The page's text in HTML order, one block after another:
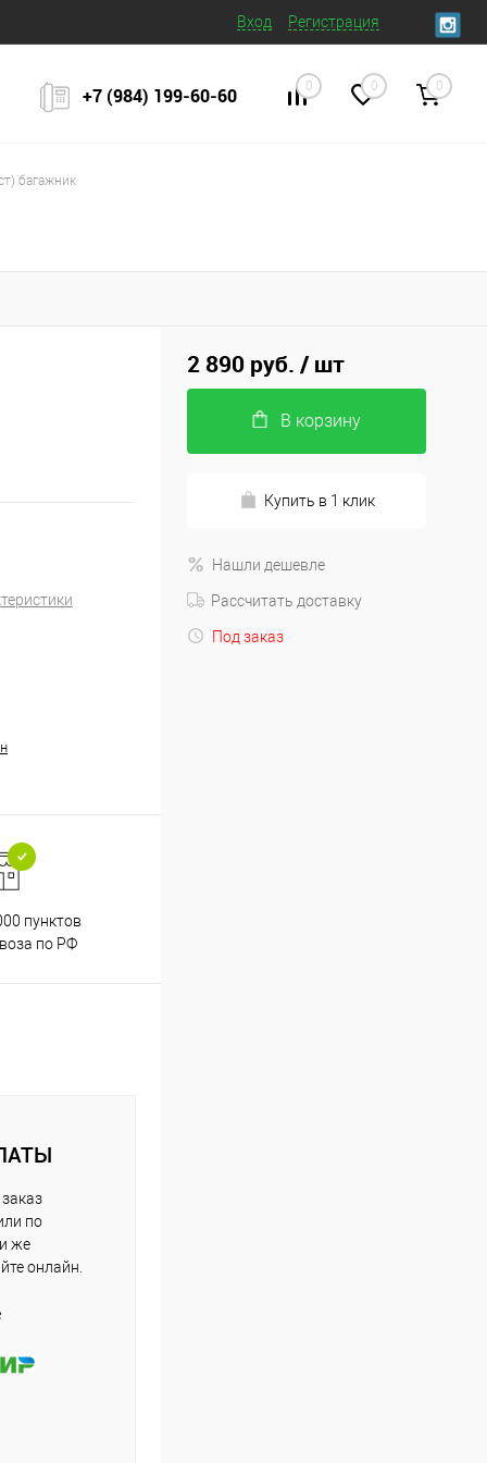
Вход Регистрация
+7 (984) 199‒60‒60 0 0 0
багажник
пунктов
по РФ
по
же
онлайн.
2 890 руб. / шт
В корзину
Купить в 1 клик
Нашли дешевле
Рассчитать доставку
Под заказ